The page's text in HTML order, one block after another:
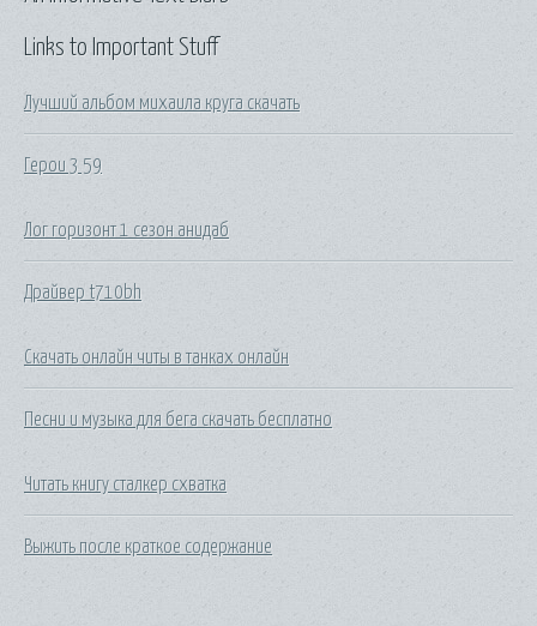
Links to Important Stuff
Лучший альбом михаила круга скачать
Герои 3 59
Лог горизонт 1 сезон анидаб
Драйвер t710bh
Скачать онлайн читы в танках онлайн
Песни и музыка для бега скачать бесплатно
Читать книгу сталкер схватка
Выжить после краткое содержание